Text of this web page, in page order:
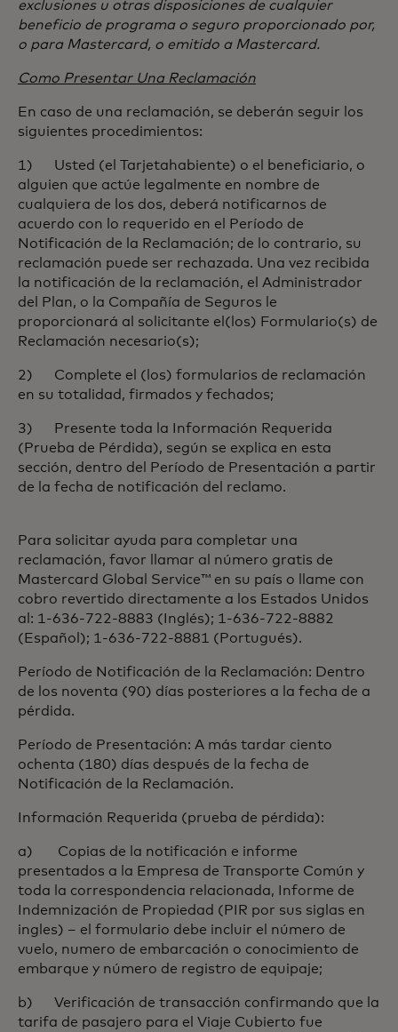
exclusiones u otras disposiciones de cualquier
beneficio de programa o seguro proporcionado por,
o para Mastercard, o emitido a Mastercard.
Como Presentar Una Reclamación
En caso de una reclamación, se deberán seguir los
siguientes procedimientos:
1) Usted (el Tarjetahabiente) o el beneficiario, o
alguien que actúe legalmente en nombre de
cualquiera de los dos, deberá notificarnos de
acuerdo con lo requerido en el Período de
Notificación de la Reclamación; de lo contrario, su
reclamación puede ser rechazada. Una vez recibida
la notificación de la reclamación, el Administrador
del Plan, o la Compañía de Seguros le
proporcionará al solicitante el(los) Formulario(s) de
Reclamación necesario(s);
2) Complete el (los) formularios de reclamación
en su totalidad, firmados y fechados;
3) Presente toda la Información Requerida
(Prueba de Pérdida), según se explica en esta
sección, dentro del Período de Presentación a partir
de la fecha de notificación del reclamo.
Para solicitar ayuda para completar una
reclamación, favor llamar al número gratis de
Mastercard Global Service™ en su país o llame con
cobro revertido directamente a los Estados Unidos
al: 1-636-722-8883 (Inglés); 1-636-722-8882
(Español); 1-636-722-8881 (Portugués).
Período de Notificación de la Reclamación: Dentro
de los noventa (90) días posteriores a la fecha de a
pérdida.
Período de Presentación: A más tardar ciento
ochenta (180) días después de la fecha de
Notificación de la Reclamación.
Información Requerida (prueba de pérdida):
a) Copias de la notificación e informe
presentados a la Empresa de Transporte Común y
toda la correspondencia relacionada, Informe de
Indemnización de Propiedad (PIR por sus siglas en
ingles) – el formulario debe incluir el número de
vuelo, numero de embarcación o conocimiento de
embarque y número de registro de equipaje;
b) Verificación de transacción confirmando que la
tarifa de pasajero para el Viaje Cubierto fue